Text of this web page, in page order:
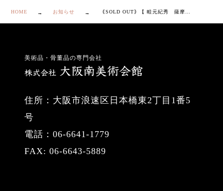
HOME お知らせ
美術品・骨董品の専門会社
住所：大阪市浪速区日本橋東2丁目1番5
号
電話：06-6641-1779
FAX: 06-6643-5889